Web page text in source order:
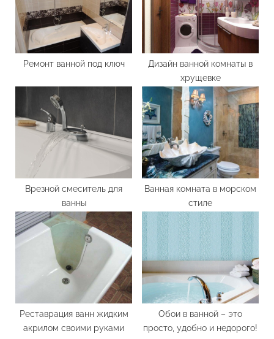
s
t
:
:
Ремонт ванной под ключ
Дизайн ванной комнаты в
хрущевке
Врезной смеситель для
ванны
Ванная комната в морском
стиле
Реставрация ванн жидким
акрилом своими руками
Обои в ванной – это
просто, удобно и недорого!